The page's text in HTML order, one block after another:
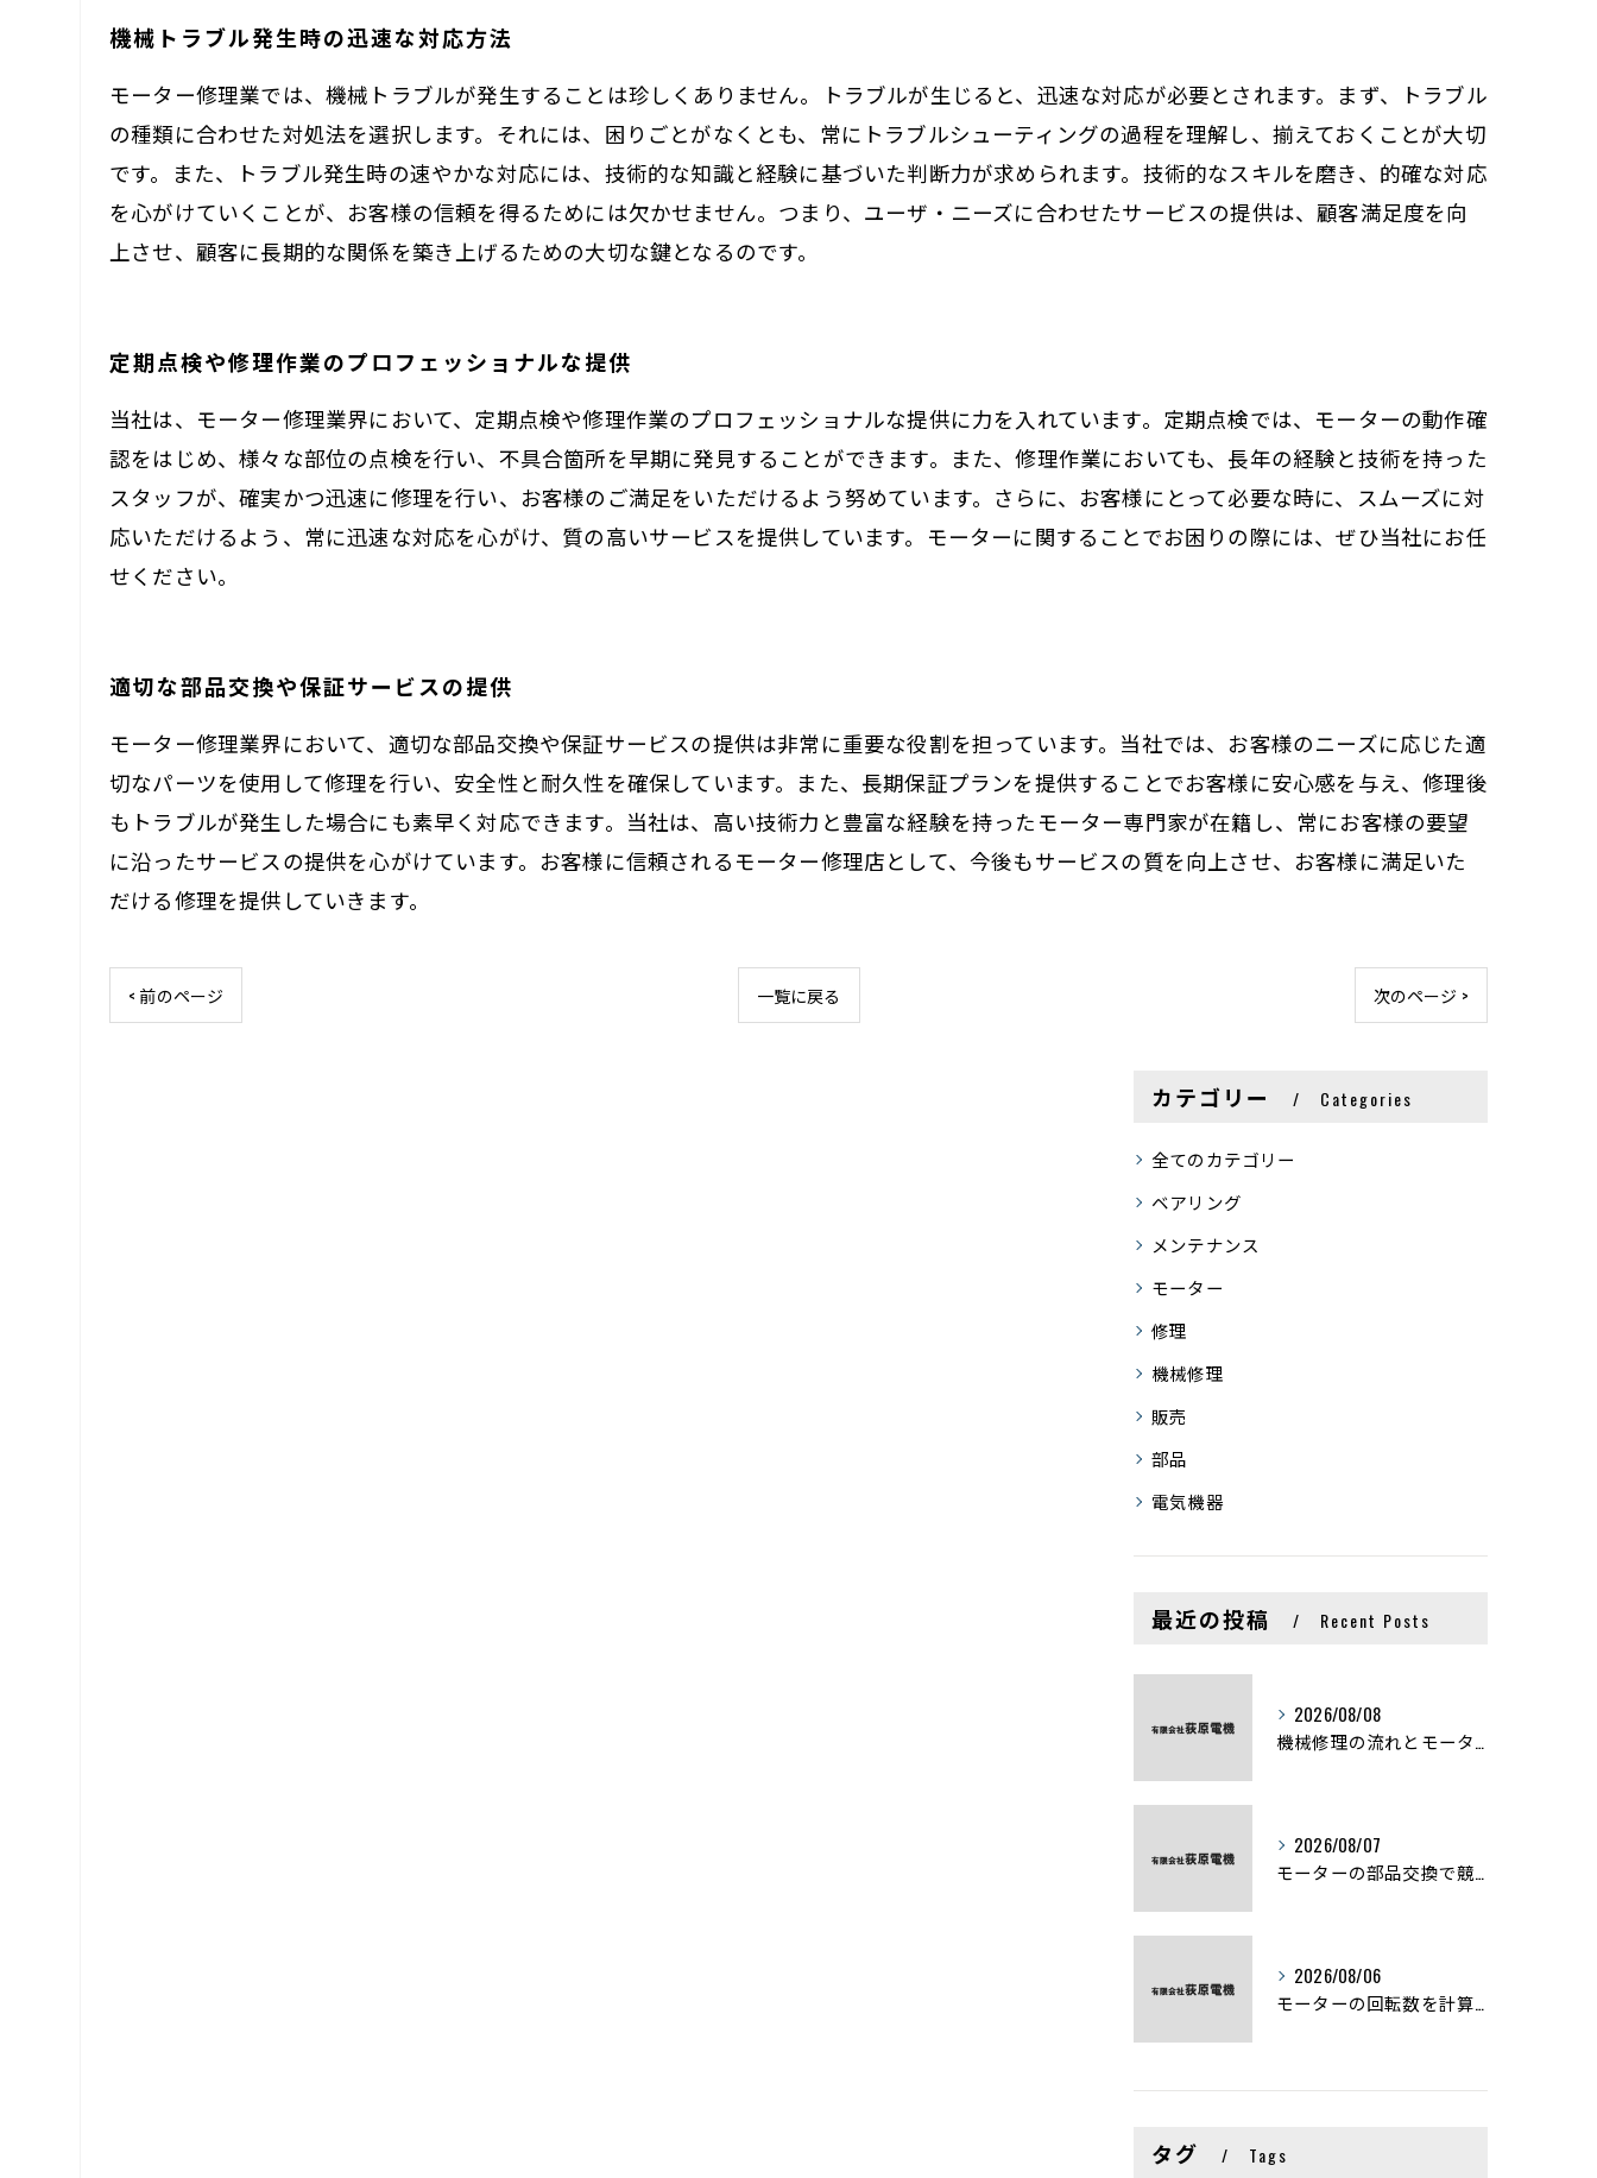
機械トラブル発生時の迅速な対応方法
モーター修理業では、機械トラブルが発生することは珍しくありません。トラブルが生じると、迅速な対応が必要とされます。まず、トラブル
の種類に合わせた対処法を選択します。それには、困りごとがなくとも、常にトラブルシューティングの過程を理解し、揃えておくことが大切
です。また、トラブル発生時の速やかな対応には、技術的な知識と経験に基づいた判断力が求められます。技術的なスキルを磨き、的確な対応
を心がけていくことが、お客様の信頼を得るためには欠かせません。つまり、ユーザ・ニーズに合わせたサービスの提供は、顧客満足度を向
上させ、顧客に長期的な関係を築き上げるための大切な鍵となるのです。
定期点検や修理作業のプロフェッショナルな提供
当社は、モーター修理業界において、定期点検や修理作業のプロフェッショナルな提供に力を入れています。定期点検では、モーターの動作確
認をはじめ、様々な部位の点検を行い、不具合箇所を早期に発見することができます。また、修理作業においても、長年の経験と技術を持った
スタッフが、確実かつ迅速に修理を行い、お客様のご満足をいただけるよう努めています。さらに、お客様にとって必要な時に、スムーズに対
応いただけるよう、常に迅速な対応を心がけ、質の高いサービスを提供しています。モーターに関することでお困りの際には、ぜひ当社にお任
せください。
適切な部品交換や保証サービスの提供
モーター修理業界において、適切な部品交換や保証サービスの提供は非常に重要な役割を担っています。当社では、お客様のニーズに応じた適
切なパーツを使用して修理を行い、安全性と耐久性を確保しています。また、長期保証プランを提供することでお客様に安心感を与え、修理後
もトラブルが発生した場合にも素早く対応できます。当社は、高い技術力と豊富な経験を持ったモーター専門家が在籍し、常にお客様の要望
に沿ったサービスの提供を心がけています。お客様に信頼されるモーター修理店として、今後もサービスの質を向上させ、お客様に満足いた
だける修理を提供していきます。
< 前のページ 一覧に戻る 次のページ >
カテゴリー Categories
全てのカテゴリー
ベアリング
メンテナンス
モーター
修理
機械修理
販売
部品
電気機器
最近の投稿 Recent Posts
2026/08/08
機械修理の流れとモーター修理ポイントを基礎からわかりやすく解説
2026/08/07
モーターの部品交換で競艇予想力を高める基礎知識と実費負担のポイント
2026/08/06
モーターの回転数を計算から実践まで徹底解説
タグ Tags